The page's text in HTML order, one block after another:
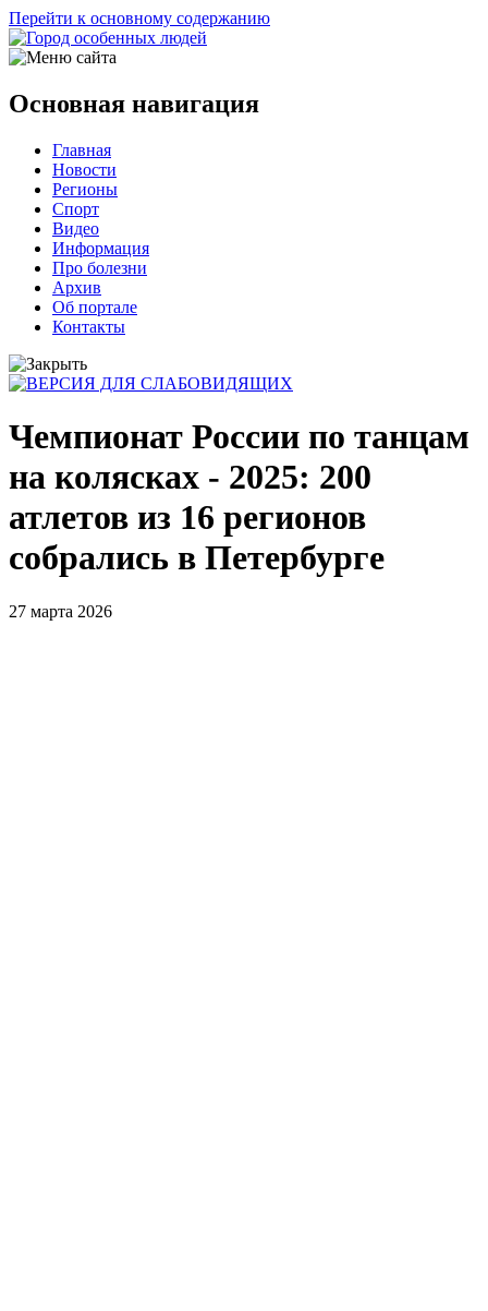
Перейти к основному содержанию
Основная навигация
Главная
Новости
Регионы
Спорт
Видео
Информация
Про болезни
Архив
Об портале
Контакты
Чемпионат России по танцам
на колясках - 2025: 200
атлетов из 16 регионов
собрались в Петербурге
27 марта 2026